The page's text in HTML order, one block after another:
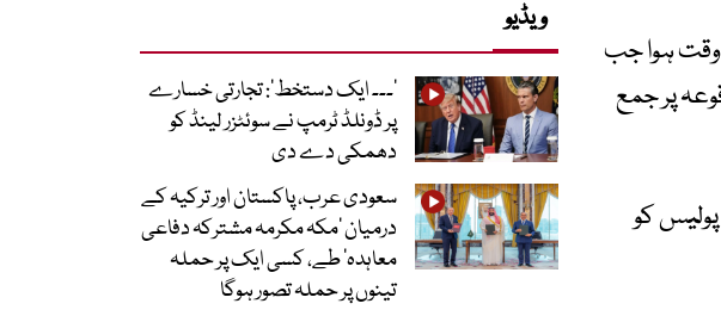
وقت ہوا جب
پر جمع
کو
ویڈیو
’۔۔۔ ایک دستخط‘: تجارتی خسارے
پر ڈونلڈ ٹرمپ نے سوئٹزر لینڈ کو
دھمکی دے دی
سعودی عرب، پاکستان اور ترکیہ کے
درمیان ’مکہ مکرمہ مشترکہ دفاعی
معاہدہ‘ طے، کسی ایک پر حملہ
تینوں پر حملہ تصور ہوگا